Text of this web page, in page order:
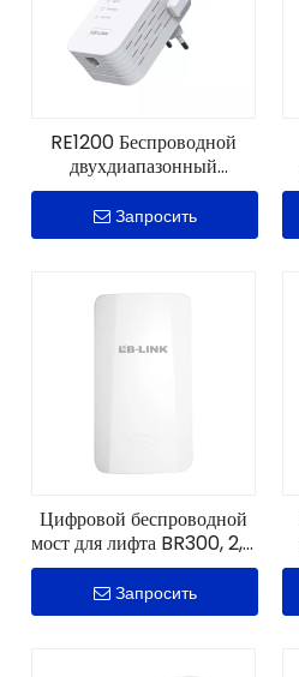
RE1200 Беспроводной
двухдиапазонный
расширитель диапазона
1200 Мбит/с
Запросить
Цифровой беспроводной
мост для лифта BR300, 2,4
ГГц, 300 Мбит/с
Запросить